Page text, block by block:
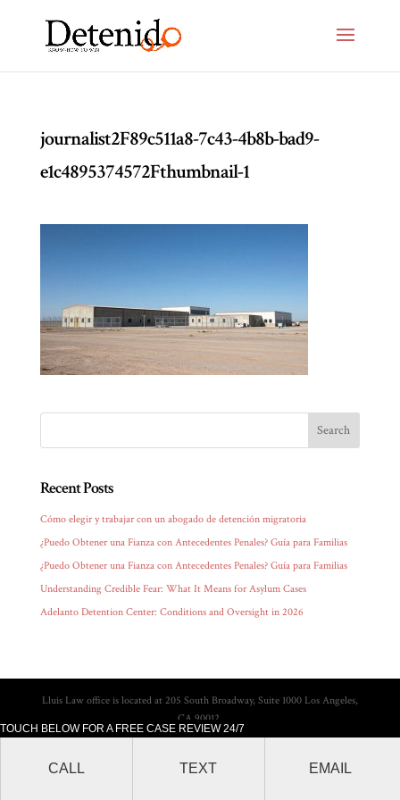
TOUCH BELOW FOR A FREE CASE REVIEW 24/7
CALL TEXT EMAIL
journalist2F89c511a8-7c43-4b8b-bad9-
e1c4895374572Fthumbnail-1
Recent Posts
Cómo elegir y trabajar con un abogado de detención migratoria
¿Puedo Obtener una Fianza con Antecedentes Penales? Guía para Familias
¿Puedo Obtener una Fianza con Antecedentes Penales? Guía para Familias
Understanding Credible Fear: What It Means for Asylum Cases
Adelanto Detention Center: Conditions and Oversight in 2026
Lluis Law office is located at 205 South Broadway, Suite 1000 Los Angeles,
CA 90012.